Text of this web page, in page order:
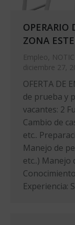
OPERARIO
ZONA
Empleo,
diciembre 27,
OFERTA DE
de prueba y
vacantes: 2
Cambio de
etc..
Manejo de
etc..)
Experiencia: